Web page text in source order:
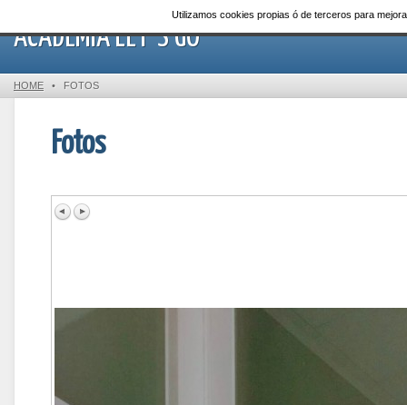
ACADEMIA LET´S GO
HOME • FOTOS
Fotos
Utilizamos cookies propias ó de terceros para